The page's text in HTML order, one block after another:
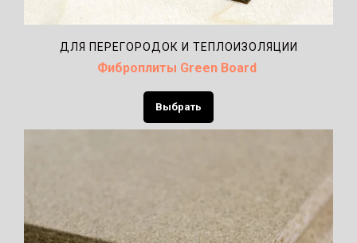
ДЛЯ ПЕРЕГОРОДОК И ТЕПЛОИЗОЛЯЦИИ
Фиброплиты Green Board
Выбрать